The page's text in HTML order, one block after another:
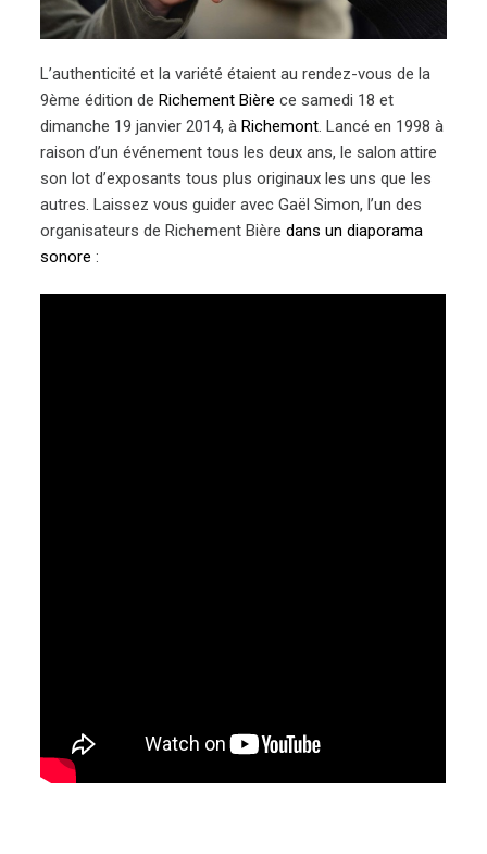
L’authenticité et la variété étaient au rendez-vous de la
9ème édition deRichement Bière ce samedi 18 et
dimanche 19 janvier 2014, àRichemont. Lancé en 1998 à
raison d’un événement tous les deux ans, le salon attire
son lot d’exposants tous plus originaux les uns que les
autres. Laissez vous guider avec Gaël Simon, l’un des
organisateurs de Richement Bièredans un diaporama
sonore :